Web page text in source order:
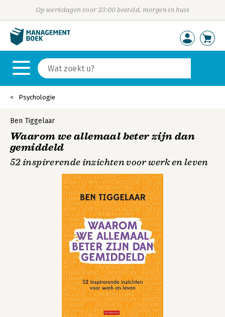
Op werkdagen voor 23:00 besteld, morgen in huis
Psychologie
Ben Tiggelaar
Waarom we allemaal beter zijn dan
gemiddeld
52 inspirerende inzichten voor werk en leven